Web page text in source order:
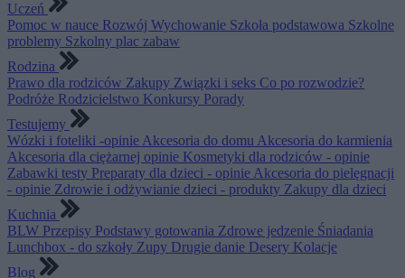
Uczeń
Pomoc w nauce Rozwój Wychowanie Szkoła podstawowa Szkolne
problemy Szkolny plac zabaw
Rodzina
Prawo dla rodziców Zakupy Związki i seks Co po rozwodzie?
Podróże Rodzicielstwo Konkursy Porady
Testujemy
Wózki i foteliki -opinie Akcesoria do domu Akcesoria do karmienia
Akcesoria dla ciężarnej opinie Kosmetyki dla rodziców - opinie
Zabawki testy Preparaty dla dzieci - opinie Akcesoria do pielęgnacji
- opinie Zdrowie i odżywianie dzieci - produkty Zakupy dla dzieci
Kuchnia
BLW Przepisy Podstawy gotowania Zdrowe jedzenie Śniadania
Lunchbox - do szkoły Zupy Drugie danie Desery Kolacje
Blog